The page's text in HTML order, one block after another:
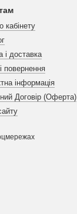
кабінету
і доставка
повернення
інформація
Договір (Оферта)